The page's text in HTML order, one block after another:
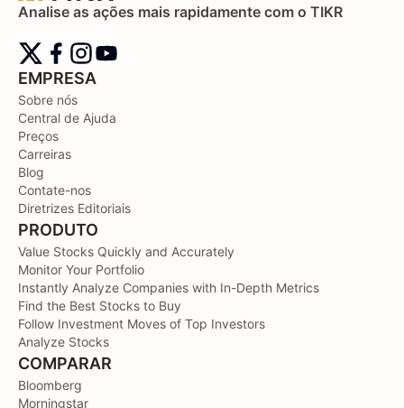
Analise as ações mais rapidamente com o TIKR
EMPRESA
Sobre nós
Central de Ajuda
Preços
Carreiras
Blog
Contate-nos
Diretrizes Editoriais
PRODUTO
Value Stocks Quickly and Accurately
Monitor Your Portfolio
Instantly Analyze Companies with In-Depth Metrics
Find the Best Stocks to Buy
Follow Investment Moves of Top Investors
Analyze Stocks
COMPARAR
Bloomberg
Morningstar